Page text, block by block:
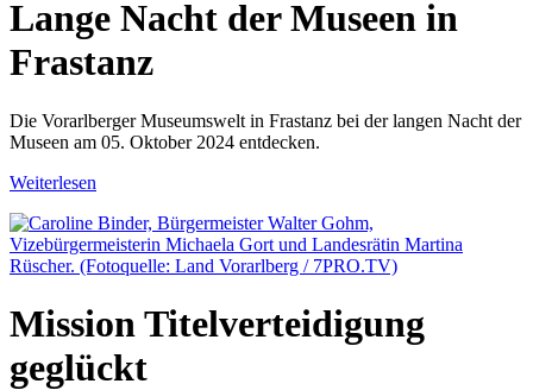
Lange Nacht der Museen in
Frastanz
Die Vorarlberger Museumswelt in Frastanz bei der langen Nacht der
Museen am 05. Oktober 2024 entdecken.
Weiterlesen
Mission Titelverteidigung
geglückt